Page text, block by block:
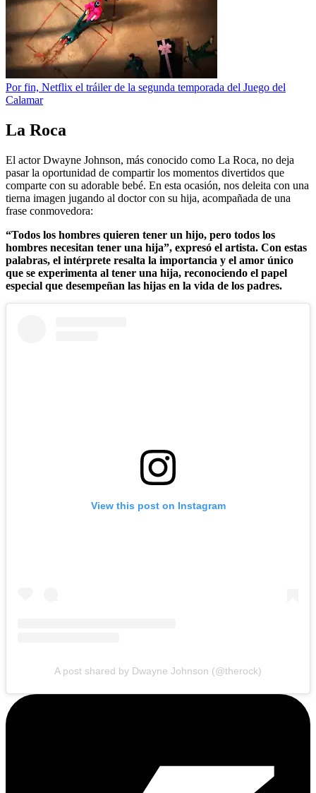
Por fin, Netflix el tráiler de la segunda temporada del Juego del
Calamar
La Roca
El actor Dwayne Johnson, más conocido como La Roca, no deja
pasar la oportunidad de compartir los momentos divertidos que
comparte con su adorable bebé. En esta ocasión, nos deleita con una
tierna imagen jugando al doctor con su hija, acompañada de una
frase conmovedora:
“Todos los hombres quieren tener un hijo, pero todos los
hombres necesitan tener una hija”, expresó el artista. Con estas
palabras, el intérprete resalta la importancia y el amor único
que se experimenta al tener una hija, reconociendo el papel
especial que desempeñan las hijas en la vida de los padres.
View this post on Instagram
A post shared by Dwayne Johnson (@therock)